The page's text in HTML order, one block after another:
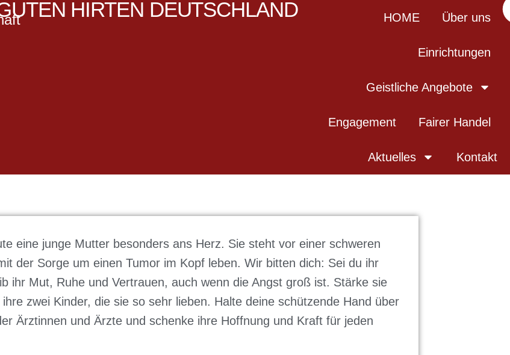
HIRTEN DEUTSCHLAND HOME Über uns
Einrichtungen
Geistliche Angebote
Engagement Fairer Handel
Aktuelles Kontakt
eine junge Mutter besonders ans Herz. Sie steht vor einer schweren
der Sorge um einen Tumor im Kopf leben. Wir bitten dich: Sei du ihr
ihr Mut, Ruhe und Vertrauen, auch wenn die Angst groß ist. Stärke sie
zwei Kinder, die sie so sehr lieben. Halte deine schützende Hand über
Ärztinnen und Ärzte und schenke ihre Hoffnung und Kraft für jeden